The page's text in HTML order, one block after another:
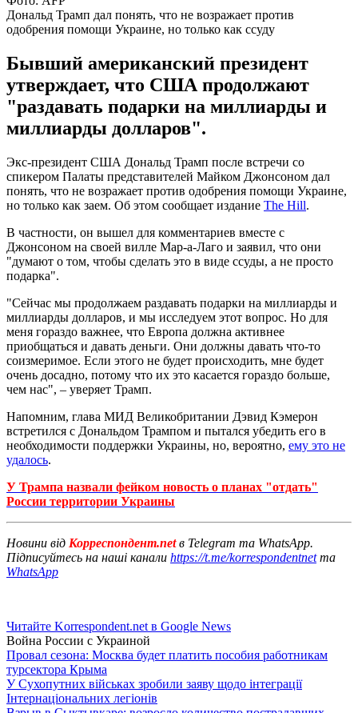
Дональд Трамп дал понять, что не возражает против
одобрения помощи Украине, но только как ссуду
Бывший американский президент
утверждает, что США продолжают
"раздавать подарки на миллиарды и
миллиарды долларов".
Экс-президент США Дональд Трамп после встречи со
спикером Палаты представителей Майком Джонсоном дал
понять, что не возражает против одобрения помощи Украине,
но только как заем. Об этом сообщает издание The Hill.
В частности, он вышел для комментариев вместе с
Джонсоном на своей вилле Мар-а-Лаго и заявил, что они
"думают о том, чтобы сделать это в виде ссуды, а не просто
подарка".
"Сейчас мы продолжаем раздавать подарки на миллиарды и
миллиарды долларов, и мы исследуем этот вопрос. Но для
меня гораздо важнее, что Европа должна активнее
приобщаться и давать деньги. Они должны давать что-то
соизмеримое. Если этого не будет происходить, мне будет
очень досадно, потому что их это касается гораздо больше,
чем нас", – уверяет Трамп.
Напомним, глава МИД Великобритании Дэвид Кэмерон
встретился с Дональдом Трампом и пытался убедить его в
необходимости поддержки Украины, но, вероятно, ему это не
удалось.
У Трампа назвали фейком новость о планах "отдать"
России территории Украины
Новини від Корреспондент.netв Telegram та WhatsApp.
Підписуйтесь на наші канали https://t.me/korrespondentnetта
WhatsApp
Читайте Korrespondent.net в Google News
Война России с Украиной
Провал сезона: Москва будет платить пособия работникам
турсектора Крыма
У Сухопутних військах зробили заяву щодо інтеграції
Інтернаціональних легіонів